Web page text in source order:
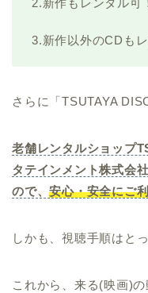
2.新作もレンタル可
3.新作以外のCDも
さらに「TSUTAYA
老舗レンタルショップ
タテインメント株式会
ので、安心・安全にご
しかも、視聴手順はと
これから、来る(映画)